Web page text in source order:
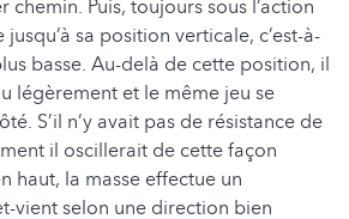
chemin. Puis, toujours sous l’action
sa position verticale, c’est-à-
basse. Au-delà de cette position, il
légèrement et le même jeu se
S’il n’y avait pas de résistance de
il oscillerait de cette façon
haut, la masse effectue un
vient selon une direction bien